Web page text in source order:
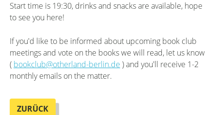
Start time is 19:30, drinks and snacks are available, hope
to see you here!
If you'd like to be informed about upcoming book club
meetings and vote on the books we will read, let us know
( bookclub@otherland-berlin.de ) and you'll receive 1-2
monthly emails on the matter.
ZURÜCK